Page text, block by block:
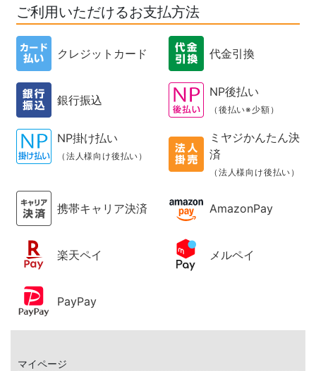
ご利用いただけるお支払方法
クレジットカード 代金引換
銀行振込
NP後払い
（後払い※少額）
NP掛け払い
（法人様向け後払い）
ミヤジかんたん決
済
（法人様向け後払い）
携帯キャリア決済 AmazonPay
楽天ペイ メルペイ
PayPay
マイページ